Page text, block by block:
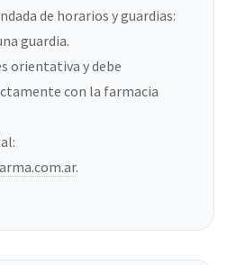
de horarios y guardias:
guardia.
orientativa y debe
con la farmacia
.